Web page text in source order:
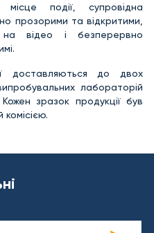
події, супровідна
прозорими та відкритими,
на відео і безперервно
доставляються до двох
лабораторій
зразок продукції був